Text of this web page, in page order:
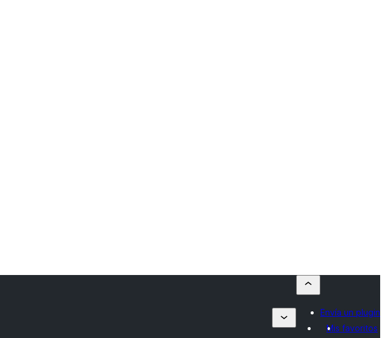
Envía un plugin
Mis favoritos